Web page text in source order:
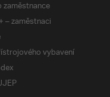
zaměstnance
– zaměstnaci
vybavení